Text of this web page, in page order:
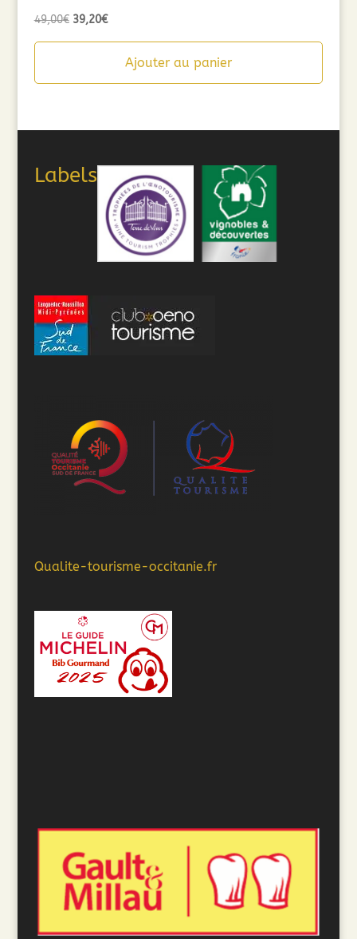
49,00€ Le
39,20€Le
actuelAjouter au panier
Labels
Qualite-tourisme-occitanie.fr